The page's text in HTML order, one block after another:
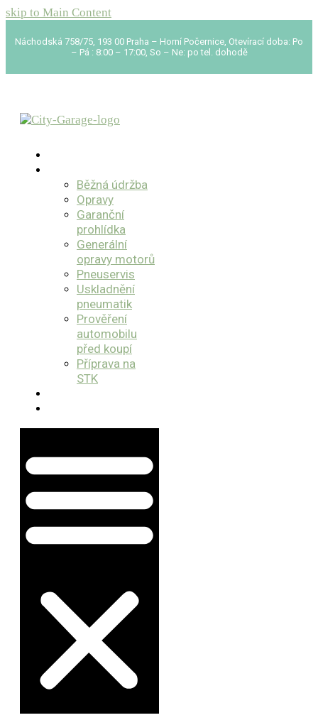
skip to Main Content
Náchodská 758/75, 193 00 Praha – Horní Počernice, Otevírací doba: Po
– Pá : 8:00 – 17:00, So – Ne: po tel. dohodě
Běžná údržba
Opravy
Garanční
prohlídka
Generální
opravy motorů
Pneuservis
Uskladnění
pneumatik
Prověření
automobilu
před koupí
Příprava na
STK